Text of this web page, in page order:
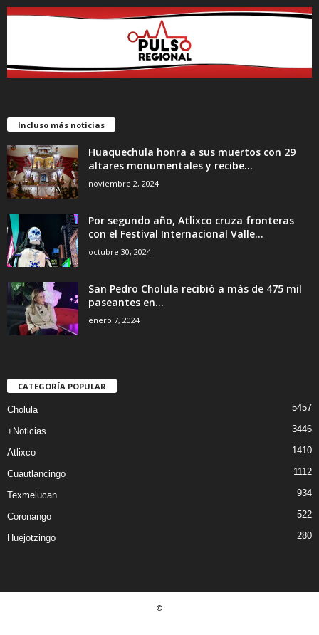
Incluso más noticias
Huaquechula honra a sus muertos con 29
altares monumentales y recibe...
noviembre 2, 2024
Por segundo año, Atlixco cruza fronteras
con el Festival Internacional Valle...
octubre 30, 2024
San Pedro Cholula recibió a más de 475 mil
paseantes en...
enero 7, 2024
CATEGORÍA POPULAR
Cholula 5457
+Noticias 3446
Atlixco 1410
Cuautlancingo 1112
Texmelucan 934
Coronango 522
Huejotzingo 280
©